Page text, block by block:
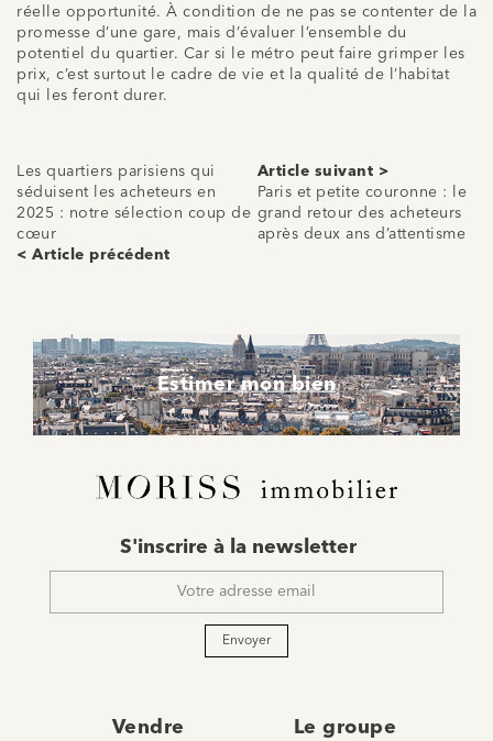
réelle opportunité. À condition de ne pas se contenter de la
promesse d’une gare, mais d’évaluer l’ensemble du
potentiel du quartier. Car si le métro peut faire grimper les
prix, c’est surtout le cadre de vie et la qualité de l’habitat
qui les feront durer.
Les quartiers parisiens qui
séduisent les acheteurs en
2025 : notre sélection coup de
cœur
< Article précédent
Article suivant >
Paris et petite couronne : le
grand retour des acheteurs
après deux ans d’attentisme
Estimer mon bien
mail
S'inscrire à la newsletter
Envoyer
Vendre Le groupe